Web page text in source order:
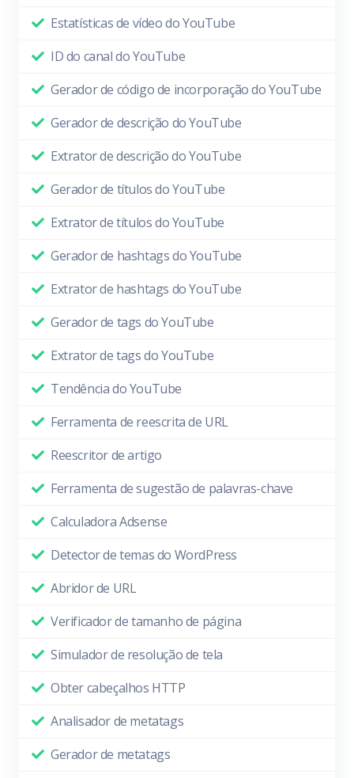
Estatísticas de vídeo do YouTube
ID do canal do YouTube
Gerador de código de incorporação do YouTube
Gerador de descrição do YouTube
Extrator de descrição do YouTube
Gerador de títulos do YouTube
Extrator de títulos do YouTube
Gerador de hashtags do YouTube
Extrator de hashtags do YouTube
Gerador de tags do YouTube
Extrator de tags do YouTube
Tendência do YouTube
Ferramenta de reescrita de URL
Reescritor de artigo
Ferramenta de sugestão de palavras-chave
Calculadora Adsense
Detector de temas do WordPress
Abridor de URL
Verificador de tamanho de página
Simulador de resolução de tela
Obter cabeçalhos HTTP
Analisador de metatags
Gerador de metatags